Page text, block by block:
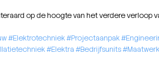
op de hoogte van het verdere verloop
#Elektrotechniek#Projectaanpak
#Elektra #Bedrijfsunits#Maatwerk